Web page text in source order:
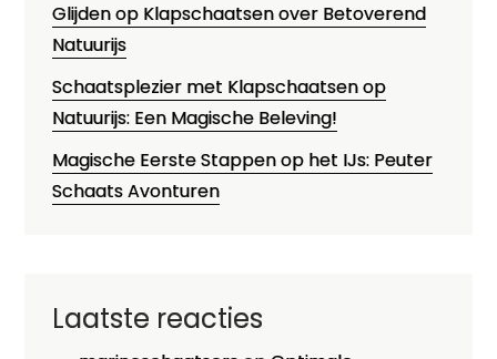
Glijden op Klapschaatsen over Betoverend
Natuurijs
Schaatsplezier met Klapschaatsen op
Natuurijs: Een Magische Beleving!
Magische Eerste Stappen op het IJs: Peuter
Schaats Avonturen
Laatste reacties